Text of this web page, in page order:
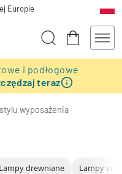
Europie
i podłogowe
teraz
wyposażenia
Lampy drewniane Lampy